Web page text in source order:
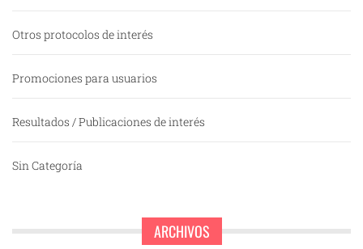
Otros protocolos de interés
Promociones para usuarios
Resultados / Publicaciones de interés
Sin Categoría
ARCHIVOS